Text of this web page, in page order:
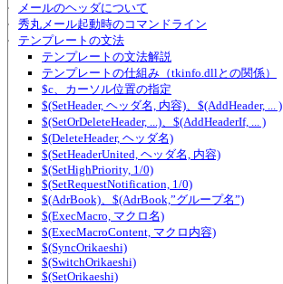
メールのヘッダについて
秀丸メール起動時のコマンドライン
テンプレートの文法
テンプレートの文法解説
テンプレートの仕組み（tkinfo.dllとの関係）
$c、カーソル位置の指定
$(SetHeader, ヘッダ名, 内容)、$(AddHeader, ... )
$(SetOrDeleteHeader, ...)、$(AddHeaderIf, ... )
$(DeleteHeader, ヘッダ名)
$(SetHeaderUnited, ヘッダ名, 内容)
$(SetHighPriority, 1/0)
$(SetRequestNotification, 1/0)
$(AdrBook)、$(AdrBook,”グループ名”)
$(ExecMacro, マクロ名)
$(ExecMacroContent, マクロ内容)
$(SyncOrikaeshi)
$(SwitchOrikaeshi)
$(SetOrikaeshi)